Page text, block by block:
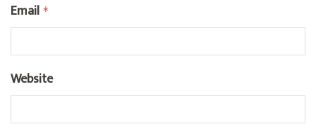
Email *
Website